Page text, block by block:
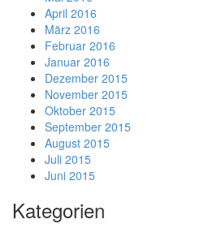
April 2016
März 2016
Februar 2016
Januar 2016
Dezember 2015
November 2015
Oktober 2015
September 2015
August 2015
Juli 2015
Juni 2015
Kategorien